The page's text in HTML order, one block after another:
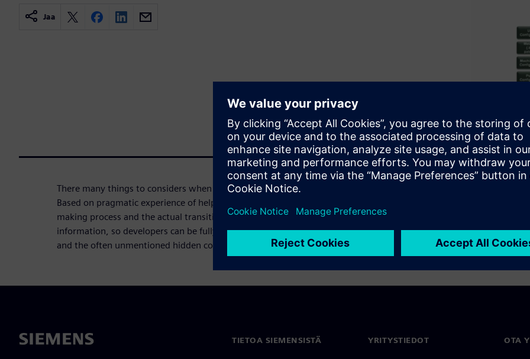
Jaa
There many things to considers when moving to Linux for embedded projects.
Based on pragmatic experience of helping customers through the decision-
making process and the actual transition, this webinar provides practical
information, so developers can be fully aware of the trade-offs of moving to OSS
and the often unmentioned hidden costs of managing a Linux distribution.
TIETOA SIEMENSISTÄ YRITYSTIEDOT OTA